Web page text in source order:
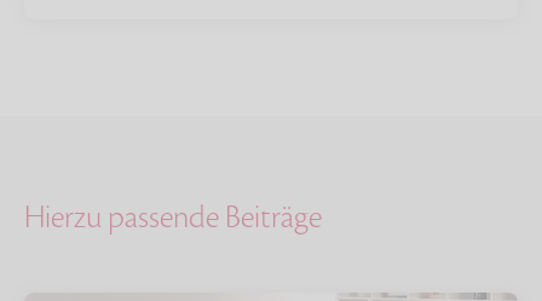
Hierzu passende Beiträge